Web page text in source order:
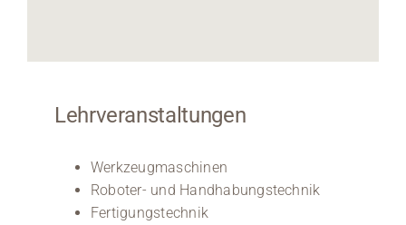
Lehrveranstaltungen
Werkzeugmaschinen
Roboter- und Handhabungstechnik
Fertigungstechnik